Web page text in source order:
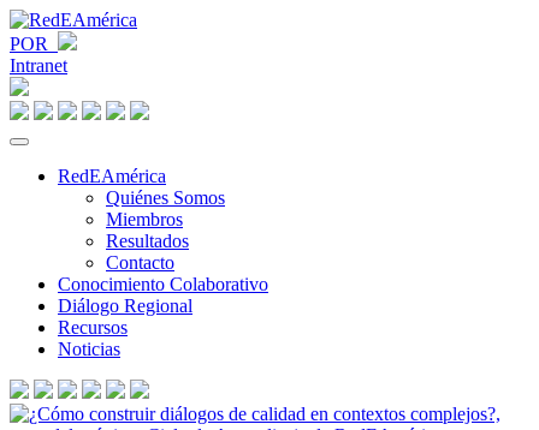
POR
Intranet
RedEAmérica
Quiénes Somos
Miembros
Resultados
Contacto
Conocimiento Colaborativo
Diálogo Regional
Recursos
Noticias